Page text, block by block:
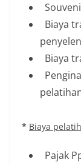
Biaya
Biaya
* Biaya
Pajak